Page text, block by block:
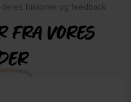
historier og feedback
FRA VORES